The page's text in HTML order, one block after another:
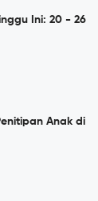
Ini: 20 - 26
Anak di